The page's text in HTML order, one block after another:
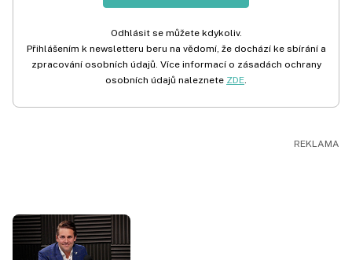
Odhlásit se můžete kdykoliv.
Přihlášením k newsletteru beru na vědomí, že dochází ke sbírání a
zpracování osobních údajů. Více informací o zásadách ochrany
osobních údajů naleznete ZDE.